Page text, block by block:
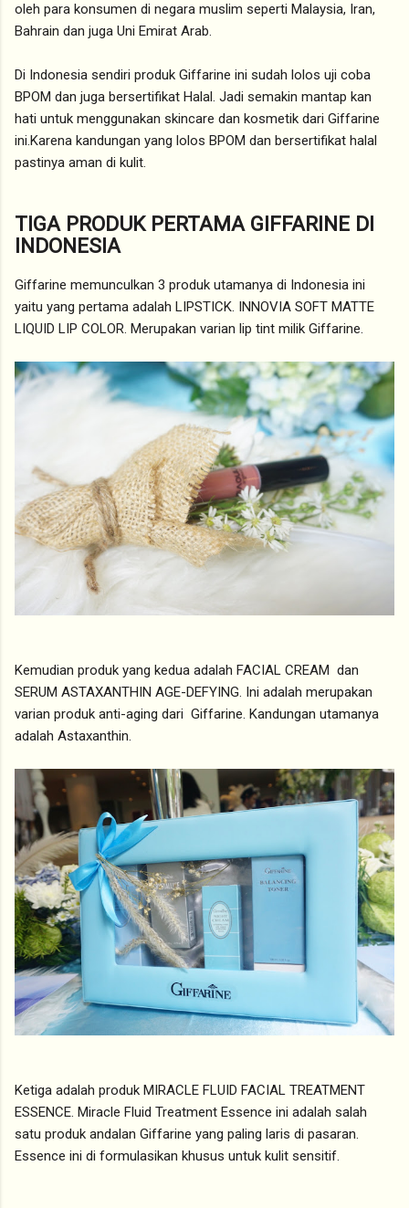
oleh para konsumen di negara muslim seperti Malaysia, Iran,
Bahrain dan juga Uni Emirat Arab.
Di Indonesia sendiri produk Giffarine ini sudah lolos uji coba
BPOM dan juga bersertifikat Halal. Jadi semakin mantap kan
hati untuk menggunakan skincare dan kosmetik dari Giffarine
ini.Karena kandungan yang lolos BPOM dan bersertifikat halal
pastinya aman di kulit.
TIGA PRODUK PERTAMA GIFFARINE DI
INDONESIA
Giffarine memunculkan 3 produk utamanya di Indonesia ini
yaitu yang pertama adalah LIPSTICK. INNOVIA SOFT MATTE
LIQUID LIP COLOR. Merupakan varian lip tint milik Giffarine.
Kemudian produk yang kedua adalah FACIAL CREAM dan
SERUM ASTAXANTHIN AGE-DEFYING. Ini adalah merupakan
varian produk anti-aging dari Giffarine. Kandungan utamanya
adalah Astaxanthin.
Ketiga adalah produk MIRACLE FLUID FACIAL TREATMENT
ESSENCE. Miracle Fluid Treatment Essence ini adalah salah
satu produk andalan Giffarine yang paling laris di pasaran.
Essence ini di formulasikan khusus untuk kulit sensitif.